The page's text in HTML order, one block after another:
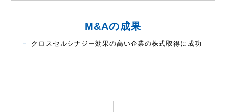
M&Aの成果
クロスセルシナジー効果の高い企業の株式取得に成功